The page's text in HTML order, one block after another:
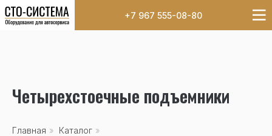
+7 967 555-08-80
Четырехстоечные подъемники
Главная » Каталог »